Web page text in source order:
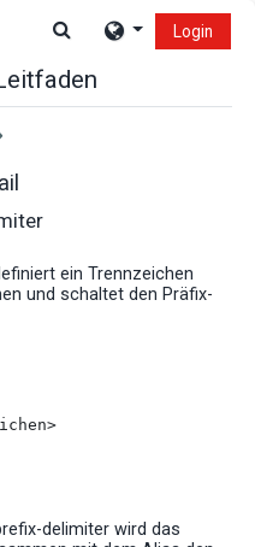
Sucheingabe
Login
ein Trennzeichen
und schaltet den Präfix-
delimiter wird das